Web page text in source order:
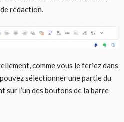
rédaction.
comme vous le feriez dans
sélectionner une partie du
sur l’un des boutons de la barre